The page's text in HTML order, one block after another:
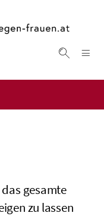
gesamte
zu lassen